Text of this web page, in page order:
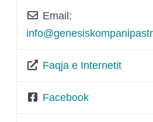
Email:
info@
Faqja e Internetit
Facebook